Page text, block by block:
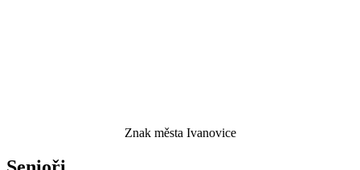
Znak města Ivanovice